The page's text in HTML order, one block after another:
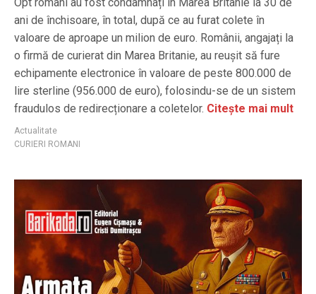
ani de închisoare, în total, după ce au furat colete în
valoare de aproape un milion de euro. Românii, angajați la
o firmă de curierat din Marea Britanie, au reușit să fure
echipamente electronice în valoare de peste 800.000 de
lire sterline (956.000 de euro), folosindu-se de un sistem
fraudulos de redirecționare a coletelor. Citește mai mult
Actualitate
CURIERI ROMANI